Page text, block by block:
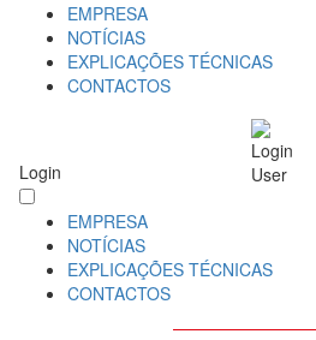
EMPRESA
NOTÍCIAS
EXPLICAÇÕES TÉCNICAS
CONTACTOS
Login
EMPRESA
NOTÍCIAS
EXPLICAÇÕES TÉCNICAS
CONTACTOS